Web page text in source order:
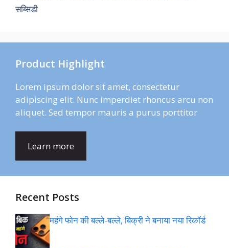
सब्सिडी
Product Highlight
Lorem ipsum dolor sit amet, consectetur
adipiscing elit. Nunc imperdiet rhoncus arcu non
aliquet. Sed tempor mauris a purus porttitor
Learn more
Recent Posts
महंगे फोन की बल्ले-बल्ले, बिक्री ने बनाया नया रिकॉर्ड